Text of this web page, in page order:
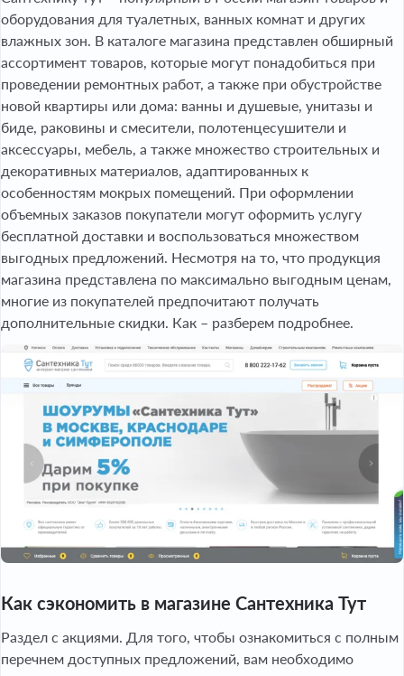
оборудования для туалетных, ванных комнат и других
влажных зон. В каталоге магазина представлен обширный
ассортимент товаров, которые могут понадобиться при
проведении ремонтных работ, а также при обустройстве
новой квартиры или дома: ванны и душевые, унитазы и
биде, раковины и смесители, полотенцесушители и
аксессуары, мебель, а также множество строительных и
декоративных материалов, адаптированных к
особенностям мокрых помещений. При оформлении
объемных заказов покупатели могут оформить услугу
бесплатной доставки и воспользоваться множеством
выгодных предложений. Несмотря на то, что продукция
магазина представлена по максимально выгодным ценам,
многие из покупателей предпочитают получать
дополнительные скидки. Как – разберем подробнее.
Как сэкономить в магазине Сантехника Тут
Раздел с акциями. Для того, чтобы ознакомиться с полным
перечнем доступных предложений, вам необходимо